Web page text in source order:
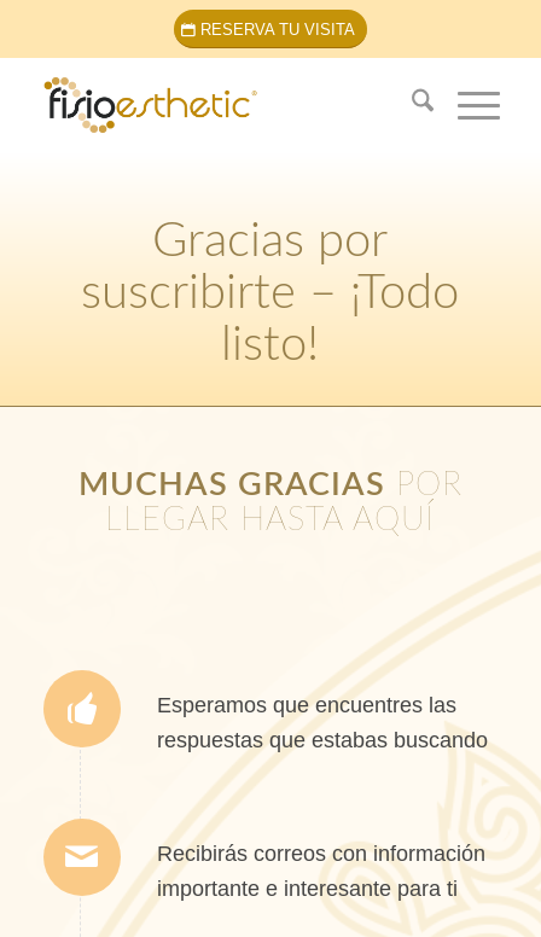
RESERVA TU VISITA
Gracias por
suscribirte – ¡Todo
listo!
MUCHAS GRACIAS POR
LLEGAR HASTA AQUÍ
Esperamos que encuentres las
respuestas que estabas buscando
Recibirás correos con información
importante e interesante para ti